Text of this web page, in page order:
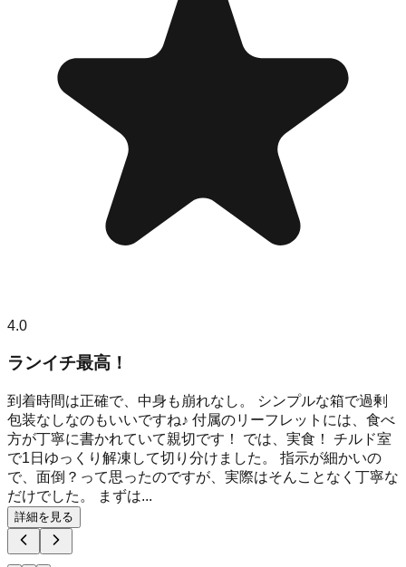
4.0
ランイチ最高！
到着時間は正確で、中身も崩れなし。 シンプルな箱で過剰
包装なしなのもいいですね♪ 付属のリーフレットには、食べ
方が丁寧に書かれていて親切です！ では、実食！ チルド室
で1日ゆっくり解凍して切り分けました。 指示が細かいの
で、面倒？って思ったのですが、実際はそんことなく丁寧な
だけでした。 まずは...
詳細を見る